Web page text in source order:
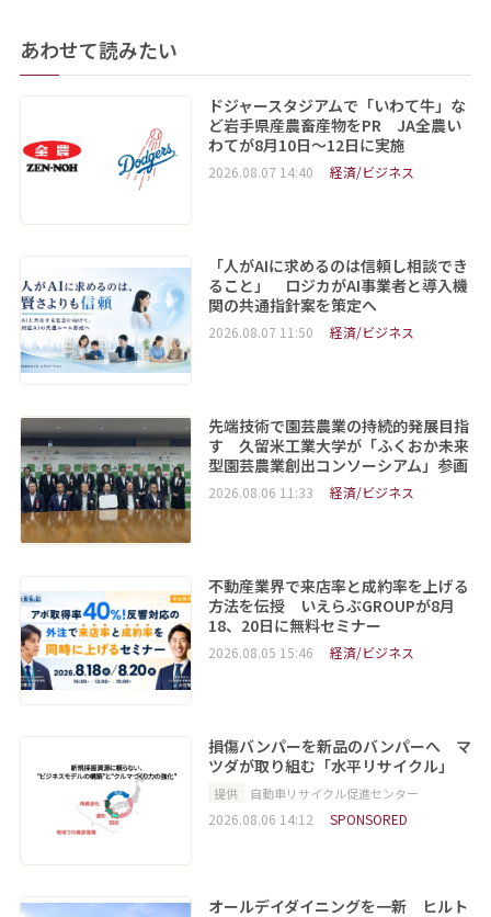
あわせて読みたい
ドジャースタジアムで「いわて牛」な
ど岩手県産農畜産物をPR JA全農い
わてが8月10日～12日に実施
2026.08.07 14:40 経済/ビジネス
「人がAIに求めるのは信頼し相談でき
ること」 ロジカがAI事業者と導入機
関の共通指針案を策定へ
2026.08.07 11:50 経済/ビジネス
先端技術で園芸農業の持続的発展目指
す 久留米工業大学が「ふくおか未来
型園芸農業創出コンソーシアム」参画
2026.08.06 11:33 経済/ビジネス
不動産業界で来店率と成約率を上げる
方法を伝授 いえらぶGROUPが8月
18、20日に無料セミナー
2026.08.05 15:46 経済/ビジネス
損傷バンパーを新品のバンパーへ マ
ツダが取り組む「水平リサイクル」
提供 自動車リサイクル促進センター
2026.08.06 14:12 SPONSORED
オールデイダイニングを一新 ヒルト